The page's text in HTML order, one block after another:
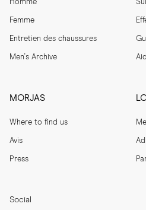
Homme
Femme
Entretien des chaussures
Men's Archive
MORJAS
Where to find us
Avis
Press
Social